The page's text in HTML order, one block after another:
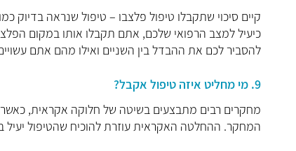
קיים סיכוי שתקבלו טיפול פלצבו – טיפול שנראה בדיוק
כיעיל למצב הרפואי שלכם, אתם תקבלו אותו במקום
להסביר לכם את ההבדל בין השניים ואילו מהם אתם
9. מי מחליט איזה טיפול אקבל?
מחקרים רבים מתבצעים בשיטה של חלוקה אקראית, כאשר
המחקר. ההחלטה האקראית עוזרת להוכיח שהטיפול יעיל